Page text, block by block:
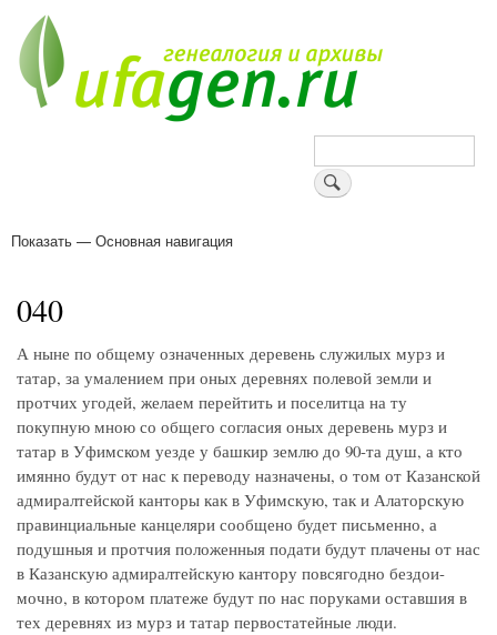
основному
содержанию
Поиск
Основная
Показать — Основная навигация
040
А ныне по общему означенных деревень служилых мурз и
татар, за умалением при оных деревнях полевой земли и
протчих угодей, желаем перейтить и поселитца на ту
покупную мною со общего согласия оных деревень мурз и
татар в Уфимском уезде у башкир землю до 90-та душ, а кто
имянно будут от нас к переводу назначены, о том от Казанской
адмиралтейской канторы как в Уфимскую, так и Алаторскую
правинциальные канцеляри сообщено будет письменно, а
подушныя и протчия положенныя подати будут плачены от нас
в Казанскую адмиралтейскую кантору повсягодно бездои-
мочно, в котором платеже будут по нас поруками оставшия в
тех деревнях из мурз и татар первостатейные люди.